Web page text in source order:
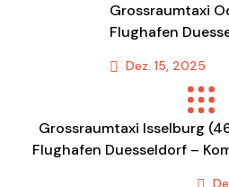
Grossraumtaxi
Flughafen
Dez. 15, 2025
Previous Post
Grossraumtaxi Isselburg
Flughafen Duesseldorf –